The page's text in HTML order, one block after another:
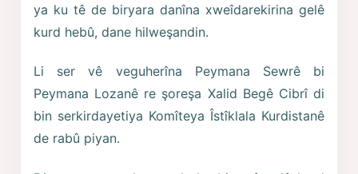
ya ku tê de biryara danîna xweîdarekirina gelê
kurd hebû, dane hilweşandin.
Li ser vê veguherîna Peymana Sewrê bi
Peymana Lozanê re şoreşa Xalid Begê Cibrî di
bin serkirdayetiya Komîteya Îstîklala Kurdistanê
de rabû piyan.